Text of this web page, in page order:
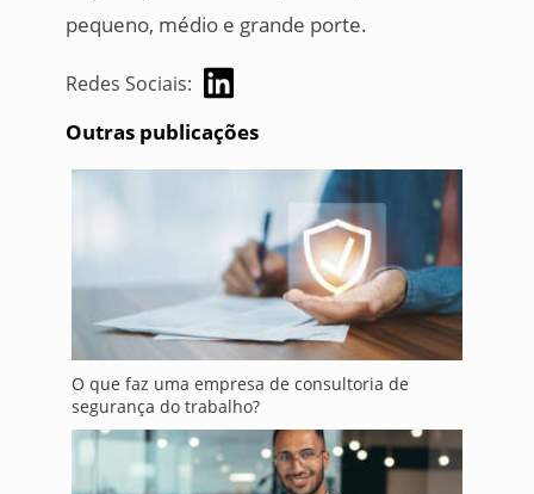
pequeno, médio e grande porte.
Redes Sociais:
Outras publicações
O que faz uma empresa de consultoria de
segurança do trabalho?